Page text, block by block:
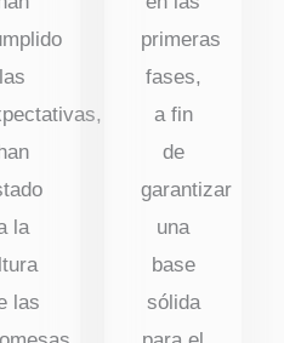
las
la
las
primeras
fases,
a fin
de
garantizar
una
base
sólida